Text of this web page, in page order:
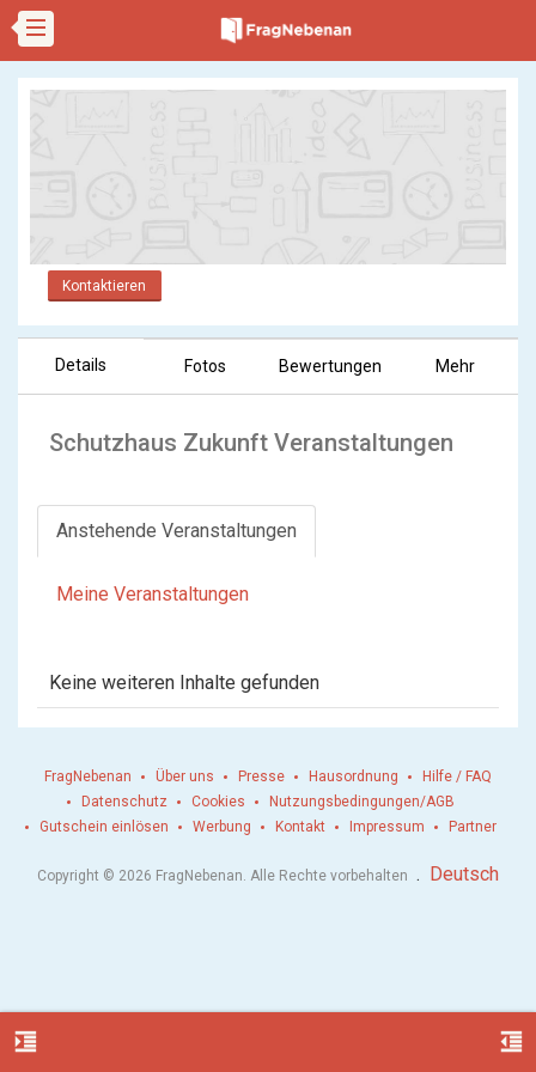
Kontaktieren
Details Fotos Bewertungen Mehr
Schutzhaus Zukunft Veranstaltungen
Anstehende Veranstaltungen
Meine Veranstaltungen
Keine weiteren Inhalte gefunden
format_indent_increase format_indent_decrease
FragNebenan Über uns Presse Hausordnung
Hilfe / FAQ
Datenschutz
Cookies
Nutzungsbedingungen/AGB
Gutschein einlösen
Werbung Kontakt Impressum Partner
Copyright © 2026 FragNebenan. Alle Rechte vorbehalten . Deutsch